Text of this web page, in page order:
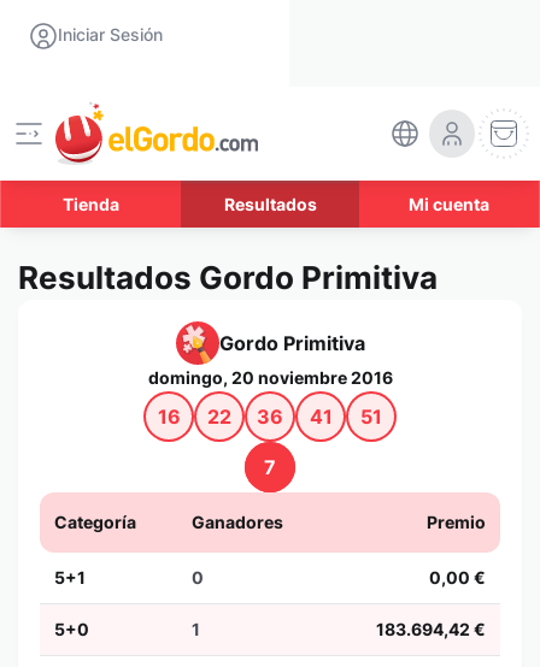
Iniciar Sesión
Tienda Resultados Mi cuenta
Resultados Gordo Primitiva
Gordo Primitiva
domingo, 20 noviembre 2016
16 22 36 41 51
7
Categoría Ganadores Premio
5+1 0 0,00 €
5+0 1 183.694,42 €